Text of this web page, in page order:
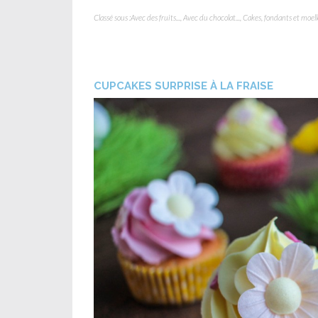
Classé sous :Avec des fruits... Avec du chocolat... Cakes, fondants et
CUPCAKES SURPRISE À LA FRAISE